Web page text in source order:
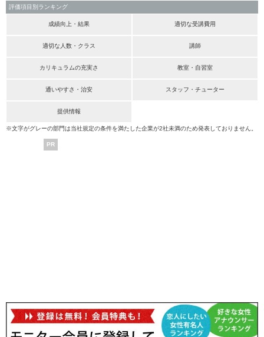
評価項目別ランキング
成績向上・結果 適切な受講費用
適切な人数・クラス 講師
カリキュラムの充実さ 教室・自習室
通いやすさ・治安 スタッフ・チューター
提供情報
※文字がグレーの部門は当社規定の条件を満たした企業が2社未満のため発表しておりません。
PR